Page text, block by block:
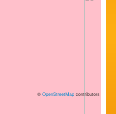
© OpenStreetMap contributors